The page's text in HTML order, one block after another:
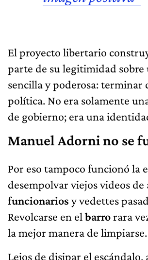
El proyecto libertario
parte de su legitimidad sobre
sencilla y poderosa: terminar
política. No era solamente
de gobierno; era una
Manuel Adorni no se
Por eso tampoco funcionó la
desempolvar viejos videos
funcionarios y vedettes
Revolcarse en el barrorara
la mejor manera de limpiarse.
Lejos de disipar el escándalo,